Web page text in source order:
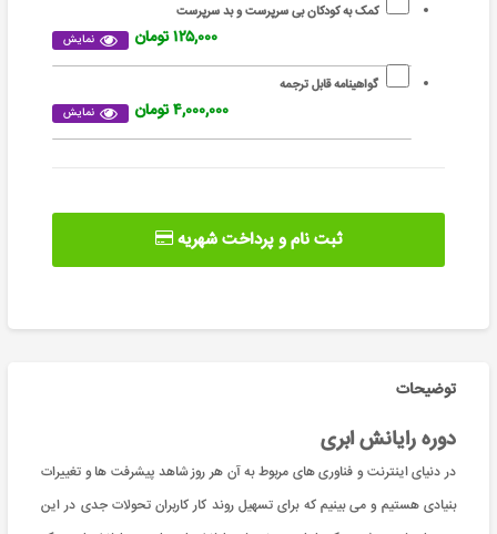
کمک به کودکان بی سرپرست و بد سرپرست
نمایش ۱۲۵,۰۰۰ تومان
گواهینامه قابل ترجمه
نمایش ۴,۰۰۰,۰۰۰ تومان
ثبت نام و پرداخت شهریه
توضیحات
دوره رایانش ابری
در دنیای اینترنت و فناوری های مربوط به آن هر روز شاهد پیشرفت ها و تغییرات
بنیادی هستیم و می بینیم که برای تسهیل روند کار کاربران تحولات جدی در این